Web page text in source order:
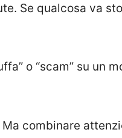
Se qualcosa va
o “scam” su un
combinare